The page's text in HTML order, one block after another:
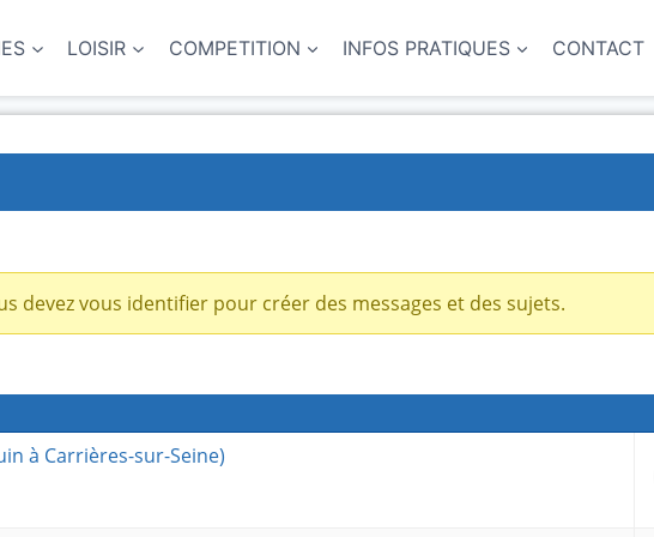
LOISIR COMPETITION INFOS PRATIQUES CONTACT
devez vous identifier pour créer des messages et des sujets.
à Carrières-sur-Seine)